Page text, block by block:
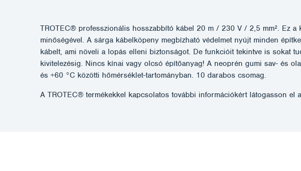
TROTEC® professzionális hosszabbító kábel 20 m / 230 V / 2,5 mm². Ez
minőségével. A sárga kábelköpeny megbízható védelmet nyújt minden
kábelt, ami növeli a lopás elleni biztonságot. De funkcióit tekintve is sokat
kivitelezésig. Nincs kínai vagy olcsó építőanyag! A neoprén gumi sav- és
és +60 °C közötti hőmérséklet-tartományban. 10 darabos csomag.
A TROTEC® termékekkel kapcsolatos további információkért látogasson el